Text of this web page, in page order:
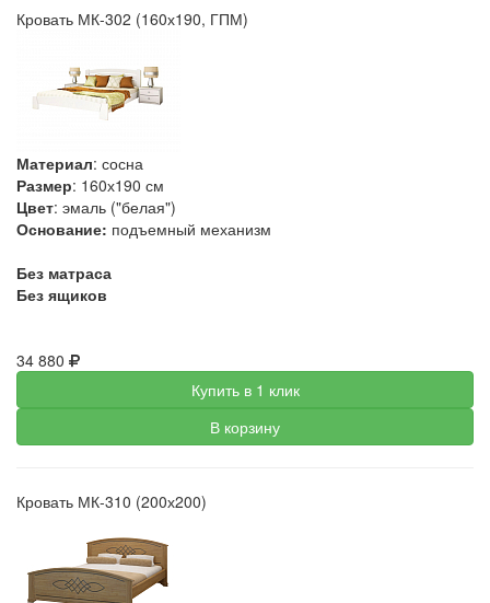
Кровать МК-302 (160х190, ГПМ)
Материал: сосна
Размер: 160х190 см
Цвет: эмаль ("белая")
Основание: подъемный механизм
Без матраса
Без ящиков
34 880
Купить в 1 клик
В корзину
Кровать МК-310 (200х200)